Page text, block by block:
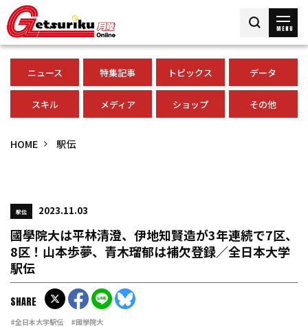
MENU
ニュース 特集記事 トピックス データ
スキル メディア ショップ その他
HOME 駅伝
駅伝 2023.11.03
國學院大は平林清澄、伊地知賢造が3年連続で7区、
8区！山本歩夢、青木瑠郁は補欠登録／全日本大学
駅伝
#全日本大学駅伝 #國學院大
SHARE